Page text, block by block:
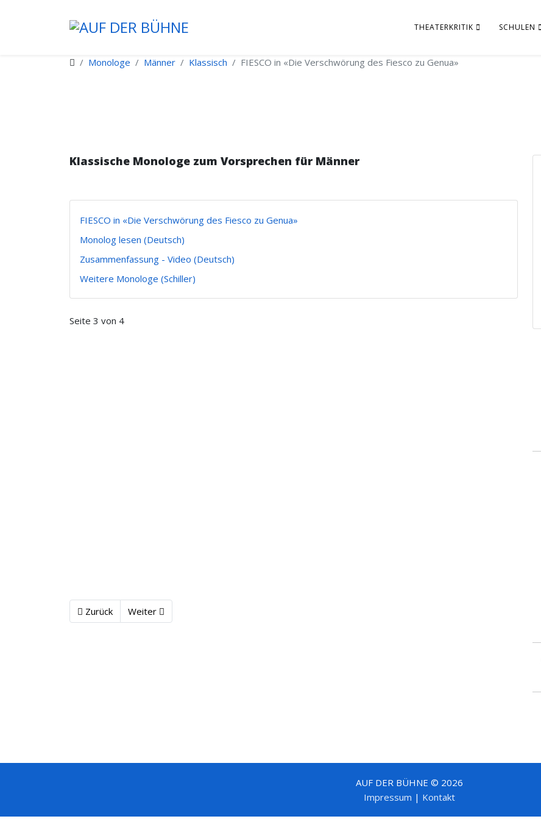
THEATERKRITIK SCHULEN
Monologe Männer Klassisch FIESCO in «Die Verschwörung des Fiesco zu Genua»
Klassische Monologe zum Vorsprechen für Männer
FIESCO in «Die Verschwörung des Fiesco zu Genua»
Monolog lesen (Deutsch)
Zusammenfassung - Video (Deutsch)
Weitere Monologe (Schiller)
Seite 3 von 4
Zurück Weiter
AUF DER BÜHNE © 2026
Impressum | Kontakt